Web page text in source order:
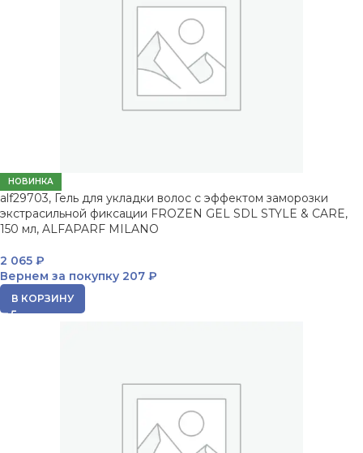
НОВИНКА
alf29703, Гель для укладки волос с эффектом заморозки
экстрасильной фиксации FROZEN GEL SDL STYLE & CARE,
150 мл, ALFAPARF MILANO
2 065 ₽
Вернем за покупку 207 ₽
В КОРЗИНУ